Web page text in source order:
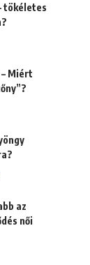
tökéletes
Miért
az
női